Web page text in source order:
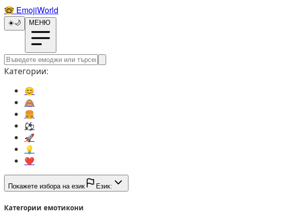
🤓️ EmojiWorld
☀️🌙 МЕНЮ
Категории:
😊️
🙈️
🍔️
⚽️
🚀️
💡️
❤️
Покажете избора на език Език:
Категории емотикони